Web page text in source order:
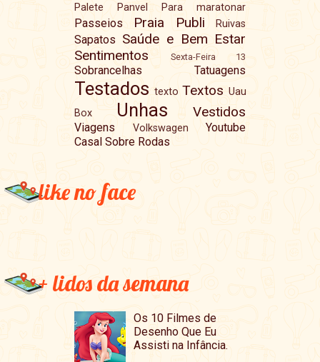
Palete Panvel Para maratonar
Passeios Praia Publi Ruivas
Sapatos Saúde e Bem Estar
Sentimentos
Sexta-Feira 13
Sobrancelhas Tatuagens
Testados texto Textos Uau
Box
Unhas Vestidos
Viagens Volkswagen
Youtube
Casal Sobre Rodas
like no face
+ lidos da semana
Os 10 Filmes de
Desenho Que Eu
Assisti na Infância.